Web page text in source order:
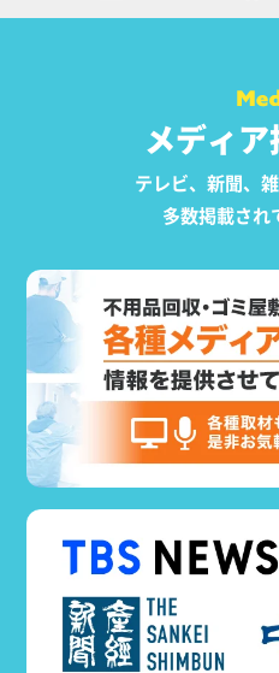
メディ
テレビ、新聞、
多数掲載され